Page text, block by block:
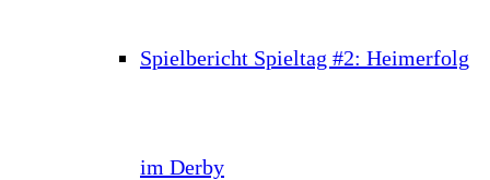
Spielbericht Spieltag #2: Heimerfolg
im Derby